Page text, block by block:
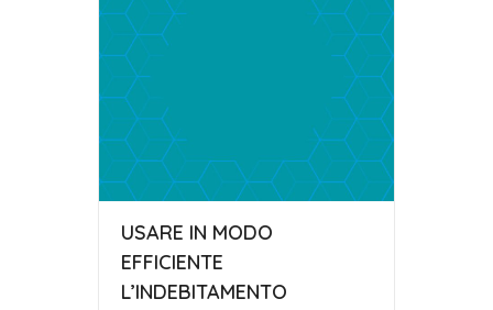
USARE IN MODO
EFFICIENTE
L’INDEBITAMENTO